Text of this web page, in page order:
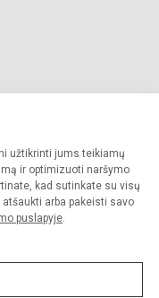
užtikrinti jums teikiamų
ir optimizuoti naršymo
kad sutinkate su visų
arba pakeisti savo
puslapyje.
teisės saugomos.
sutikimo griežtai draudžiama.